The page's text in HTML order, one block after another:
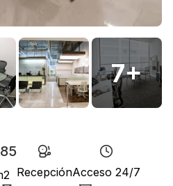
7+
RecepciónAcceso 24/7